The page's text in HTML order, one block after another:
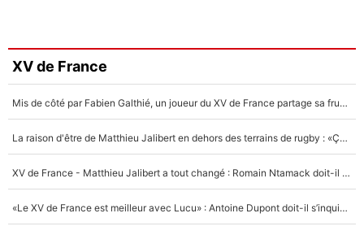
XV de France
Mis de côté par Fabien Galthié, un joueur du XV de France partage sa frustration : «ils ne me l’ont pas dit tout de suite»
La raison d'être de Matthieu Jalibert en dehors des terrains de rugby : «Ça m'atteint autant que si tu touches à un membre de ma famille»
XV de France - Matthieu Jalibert a tout changé : Romain Ntamack doit-il s’inquiéter pour sa place à un an de la Coupe du monde ?
«Le XV de France est meilleur avec Lucu» : Antoine Dupont doit-il s’inquiéter pour sa place ?